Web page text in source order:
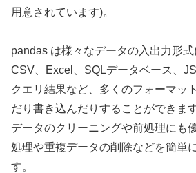
用意されています)。
pandas は様々なデータの入出力形式
CSV、Excel、SQLデータベース、
クエリ結果など、多くのフォーマッ
だり書き込んだりすることができま
データのクリーニングや前処理にも
処理や重複データの削除などを簡単
す。